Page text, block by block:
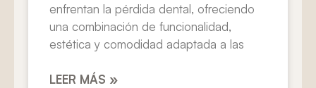
enfrentan la pérdida dental, ofreciendo
una combinación de funcionalidad,
estética y comodidad adaptada a las
LEER MÁS »